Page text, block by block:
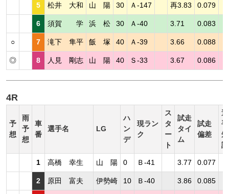
5 松井 大和 山 陽 30 Ａ-147 再3.83 0.079
6 須賀 学 浜 松 30 Ａ-40 3.71 0.083
○ 7 滝下 隼平 飯 塚 40 Ａ-39 3.66 0.088
◎ 8 人見 剛志 山 陽 40 Ｓ-33 3.67 0.086
4R
予
想
雨
予
想
車
番
選手名 LG
ハ
ン
デ
現ラン
ク
ス
タ
ー
ト
試走
タイ
ム
試走
偏差
選
手
短
評
1 高橋 幸生 山 陽 0 Ｂ-41 3.77 0.077
2 原田 富夫 伊勢崎 10 Ｂ-40 3.86 0.085